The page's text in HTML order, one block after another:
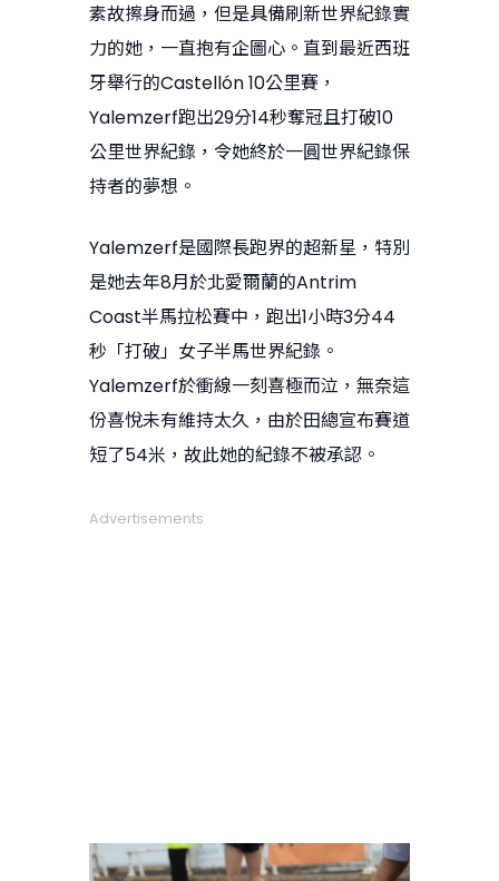
素故擦身而過，但是具備刷新世界紀錄實
力的她，一直抱有企圖心。直到最近西班
牙舉行的Castellón 10公里賽，
Yalemzerf跑出29分14秒奪冠且打破10
公里世界紀錄，令她終於一圓世界紀錄保
持者的夢想。
Yalemzerf是國際長跑界的超新星，特別
是她去年8月於北愛爾蘭的Antrim
Coast半馬拉松賽中，跑出1小時3分44
秒「打破」女子半馬世界紀錄。
Yalemzerf於衝線一刻喜極而泣，無奈這
份喜悅未有維持太久，由於田總宣布賽道
短了54米，故此她的紀錄不被承認。
Advertisements